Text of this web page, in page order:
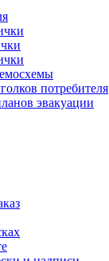
потребителя
эвакуации